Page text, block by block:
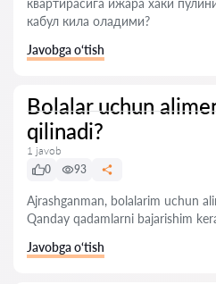
квартирасига ижара хаки
кабул кила оладими?
Javobga o‘tish
Bolalar uchun
qilinadi?
1 javob
0
93
Ajrashganman, bolalarim uchun
Qanday qadamlarni bajarishim
Javobga o‘tish